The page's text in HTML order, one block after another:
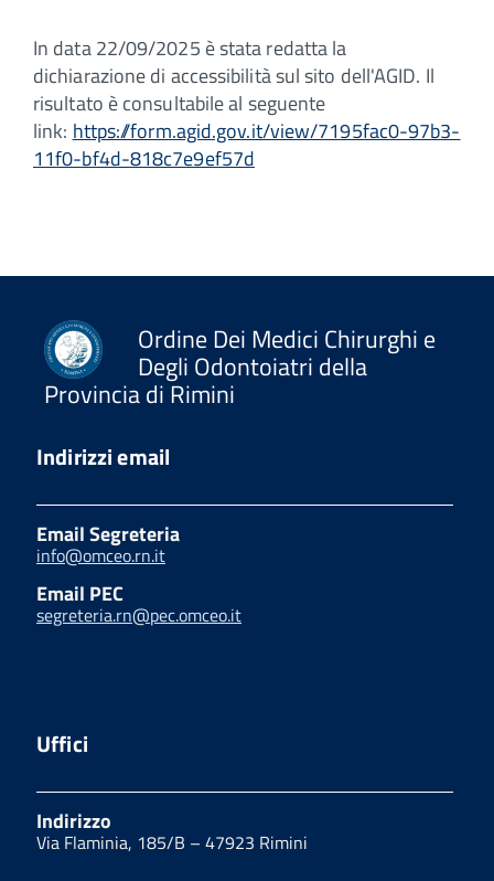
In data 22/09/2025 è stata redatta la
dichiarazione di accessibilità sul sito dell'AGID. Il
risultato è consultabile al seguente
link: https://form.agid.gov.it/view/7195fac0-97b3-
11f0-bf4d-818c7e9ef57d
Ordine Dei Medici Chirurghi e
Degli Odontoiatri della
Provincia di Rimini
Indirizzi email
Email Segreteria
info@omceo.rn.it
Email PEC
segreteria.rn@pec.omceo.it
Uffici
Indirizzo
Via Flaminia, 185/B – 47923 Rimini